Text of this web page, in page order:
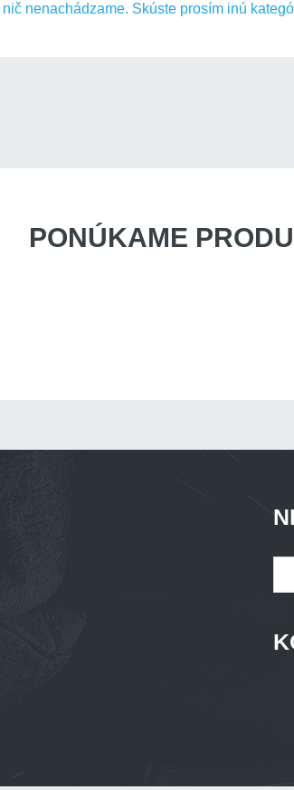
nenachádzame. Skúste prosím inú
PONÚKAME